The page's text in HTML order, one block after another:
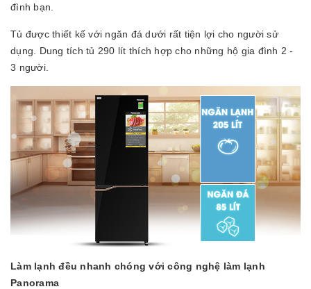
đình bạn.
Tủ được thiết kế với ngăn đá dưới rất tiện lợi cho người sử
dụng. Dung tích tủ 290 lít thích hợp cho những hộ gia đình 2 -
3 người.
Làm lạnh đều nhanh chóng với công nghệ làm lạnh
Panorama